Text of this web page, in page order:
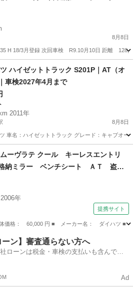
8月8日
H 18/3月登録 次回車検 R9.10月10日 距離
エッセ
ハイゼットトラック S201P｜AT（オ
車検2027年4月まで
2011年
8月8日
名：ハイゼットトラック グレード：キャブオー
港駅 ハイゼット 車両
ーヴラテ クール キーレスエントリ
納ミラー ベンチシート ＡＴ 盗難
ム ＡＢＳ ＣＤ アルミホイール
ディ エアコン パワーステアリン
付 （車検整備付）
年
提携サイト
価格： 60,000 円 ■ メーカー名： ダイハツ ■
ーン】審査通らない方へ
社ローンは税金・車検の支払いも含んでい
Ad